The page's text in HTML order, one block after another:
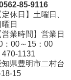
85-9116
定休日】土曜日、
曜日
営業時間】営業日
：00～15：00
470-1131
知県豊明市二村台
18-15